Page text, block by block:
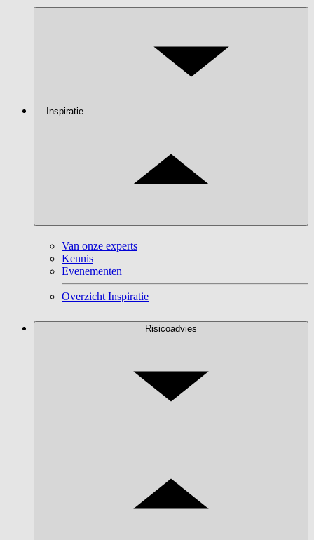
Inspiratie
Van onze experts
Kennis
Evenementen
Overzicht Inspiratie
Risicoadvies